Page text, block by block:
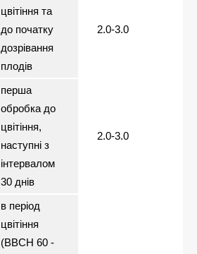
цвітіння та
до початку
дозрівання
плодів
2.0-3.0
перша
обробка до
цвітіння,
наступні з
інтервалом
30 днів
2.0-3.0
в період
цвітіння
(ВВСН 60 -